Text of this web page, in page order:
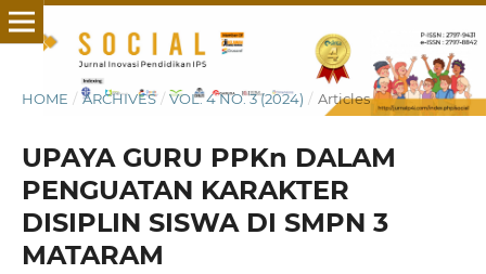
HOME / ARCHIVES / VOL. 4 NO. 3 (2024) / Articles
UPAYA GURU PPKn DALAM
PENGUATAN KARAKTER
DISIPLIN SISWA DI SMPN 3
MATARAM